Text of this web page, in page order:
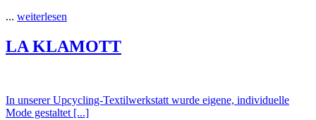
... weiterlesen
LA KLAMOTT
In unserer Upcycling-Textilwerkstatt wurde eigene, individuelle
Mode gestaltet [...]